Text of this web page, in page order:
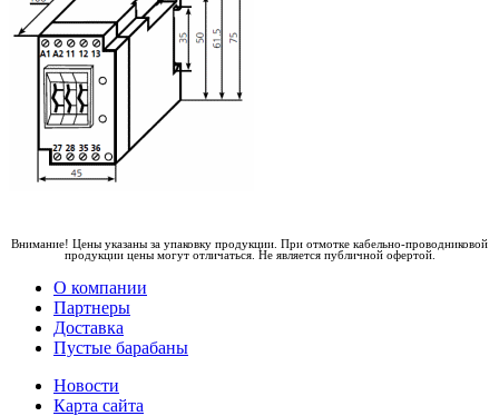
Внимание! Цены указаны за упаковку продукции. При отмотке кабельно-проводниковой
продукции цены могут отличаться. Не является публичной офертой.
О компании
Партнеры
Доставка
Пустые барабаны
Новости
Карта сайта